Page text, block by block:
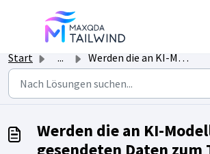
Zum hauptsächlichen Inhalt gehen
Start ... Werden die an KI-Modelle gesendeten Daten zum Training ve...
Werden die an KI-
gesendeten Daten zum